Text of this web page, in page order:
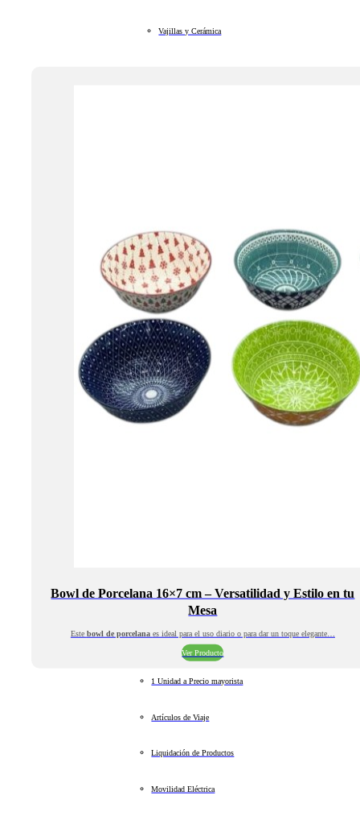
Vajillas y Cerámica
Bowl de Porcelana 16×7 cm – Versatilidad y Estilo en tu
Mesa
Este bowl de porcelana es ideal para el uso diario o para dar un toque elegante…
Ver Producto
1 Unidad a Precio mayorista
Artículos de Viaje
Liquidación de Productos
Movilidad Eléctrica